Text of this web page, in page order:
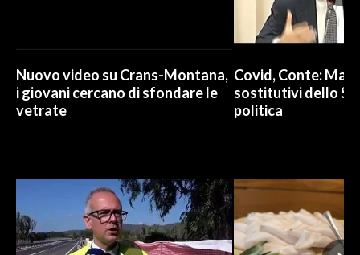
Nuovo video su Crans-Montana,
i giovani cercano di sfondare le
vetrate
Covid, Conte: Mai
sostitutivi dello
politica